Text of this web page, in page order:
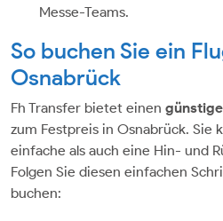
Messe-Teams.
So buchen Sie ein
Osnabrück
Fh Transfer bietet einen
zum Festpreis in Osnabrück. Sie
einfache als auch eine Hin- und
Folgen Sie diesen einfachen
buchen: